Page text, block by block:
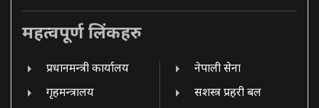
महत्वपूर्ण लिंकहरु
प्रधानमन्त्री कार्यालय
गृहमन्त्रालय
नेपाली सेना
सशस्त्र प्रहरी बल